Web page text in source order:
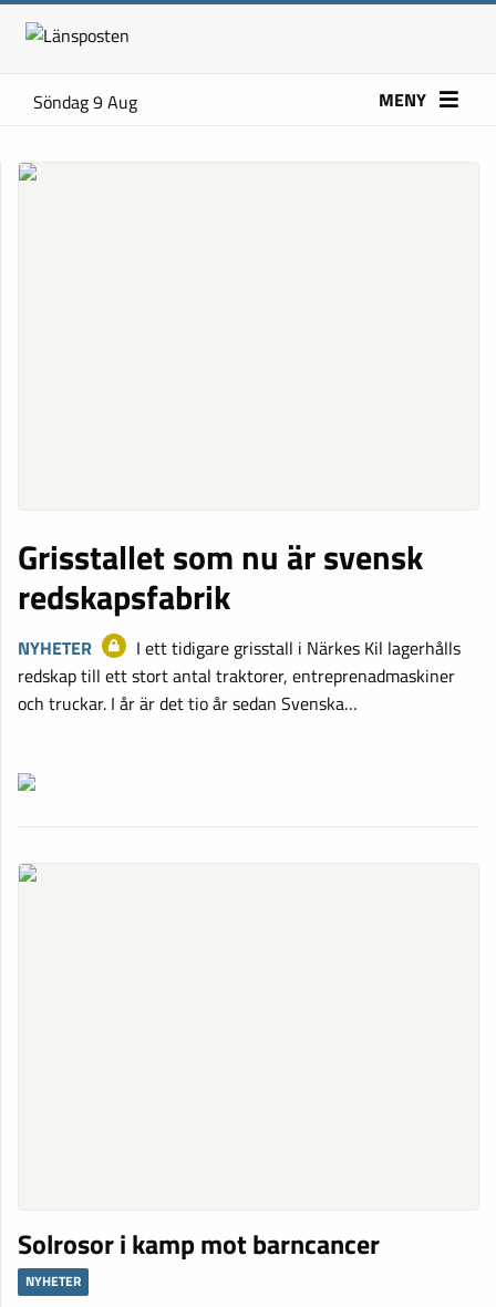
Söndag 9 Aug MENY
Grisstallet som nu är svensk
redskapsfabrik
NYHETER
I ett tidigare grisstall i Närkes Kil lagerhålls
redskap till ett stort antal traktorer, entreprenadmaskiner
och truckar. I år är det tio år sedan Svenska…
Solrosor i kamp mot barncancer
NYHETER